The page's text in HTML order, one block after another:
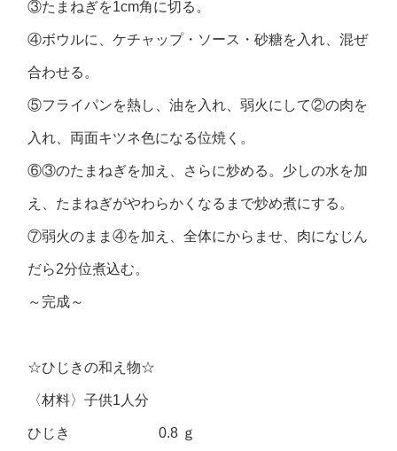
③たまねぎを1cm角に切る。
④ボウルに、ケチャップ・ソース・砂糖を入れ、混ぜ
合わせる。
⑤フライパンを熱し、油を入れ、弱火にして②の肉を
入れ、両面キツネ色になる位焼く。
⑥③のたまねぎを加え、さらに炒める。少しの水を加
え、たまねぎがやわらかくなるまで炒め煮にする。
⑦弱火のまま④を加え、全体にからませ、肉になじん
だら2分位煮込む。
～完成～
☆ひじきの和え物☆
〈材料〉子供1人分
ひじき 0.8 ｇ